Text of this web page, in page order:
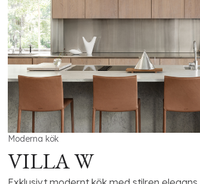
Moderna kök
VILLA W